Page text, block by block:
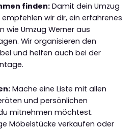
finden:Damit dein Umzug
wir dir, ein erfahrenes
wie Umzug Werner aus
Wir organisieren den
und helfen auch bei der
Mache eine Liste mit allen
und persönlichen
mitnehmen möchtest.
Möbelstücke verkaufen oder